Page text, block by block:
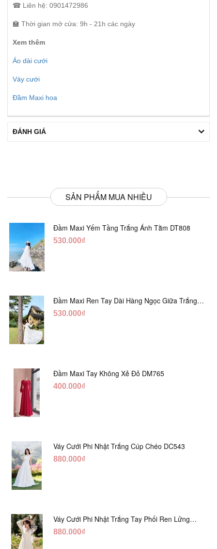
☎ Liên hệ: 0901472986
🏫 Thời gian mở cửa: 9h - 21h các ngày
Xem thêm
Áo dài cưới
Váy cưới
Đầm Maxi hoa
ĐÁNH GIÁ
SẢN PHẨM MUA NHIỀU
Đầm Maxi Yếm Tầng Trắng Ánh Tằm DT808
530.000₫
Đầm Maxi Ren Tay Dài Hàng Ngọc Giữa Trắng
DT730
530.000₫
Đầm Maxi Tay Không Xẻ Đỏ DM765
400.000₫
Váy Cưới Phi Nhật Trắng Cúp Chéo DC543
880.000₫
Váy Cưới Phi Nhật Trắng Tay Phối Ren Lửng
DC554
880.000₫